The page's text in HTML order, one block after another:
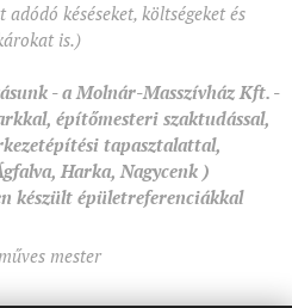
késéseket, költségeket és
is.)
- a Molnár-Masszívház Kft. -
építőmesteri szaktudással,
tapasztalattal,
Harka, Nagycenk )
készült épületreferenciákkal
mester